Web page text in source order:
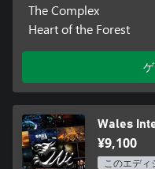
The Complex
Heart of the Forest
Wales
¥9,100
このエディ